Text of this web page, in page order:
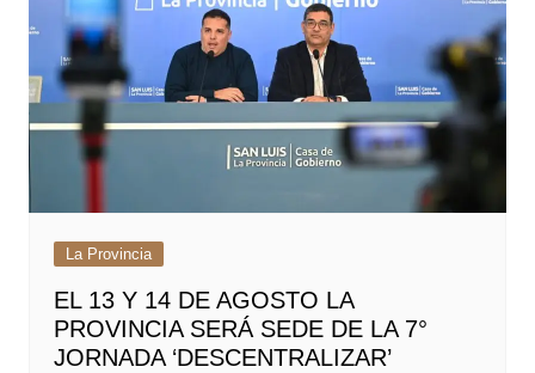
La Provincia
EL 13 Y 14 DE AGOSTO LA
PROVINCIA SERÁ SEDE DE LA 7°
JORNADA ‘DESCENTRALIZAR’